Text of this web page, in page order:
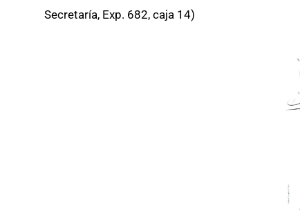
Secretaría, Exp. 682, caja 14)